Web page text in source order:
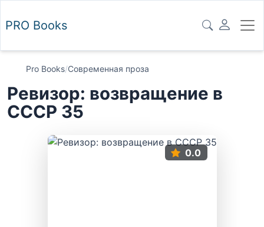
PRO Books
Pro Books/Современная проза
Ревизор: возвращение в
СССР 35
0.0